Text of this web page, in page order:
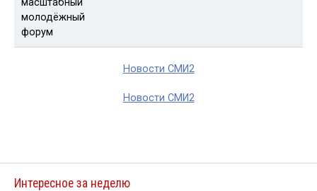
Новости СМИ2
Новости СМИ2
Интересное за неделю